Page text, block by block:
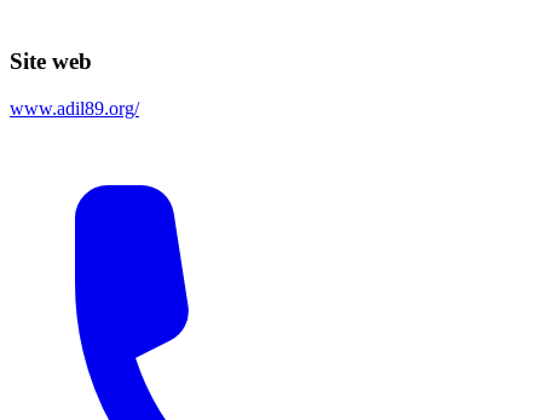
Site web
www.adil89.org/